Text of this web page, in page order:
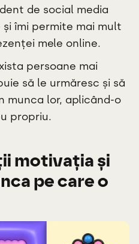
de social media
îmi permite mai mult
mele online.
persoane mai
să le urmăresc și să
munca lor, aplicând-o
propriu.
motivația și
pe care o